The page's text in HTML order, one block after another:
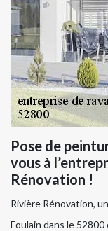
Pose de
vous à
Rénovation !
Rivière Rénovation,
Foulain dans le